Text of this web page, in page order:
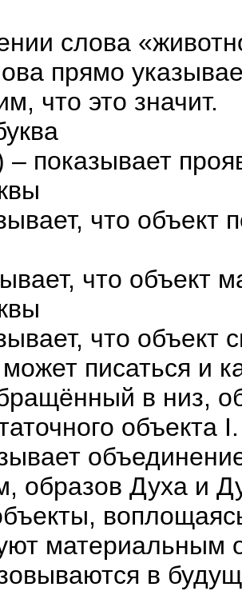
слова
прямо
что это значит.
показывает
что
что объект
что
писаться и
в низ,
объекта
образов Духа и
материальным
в